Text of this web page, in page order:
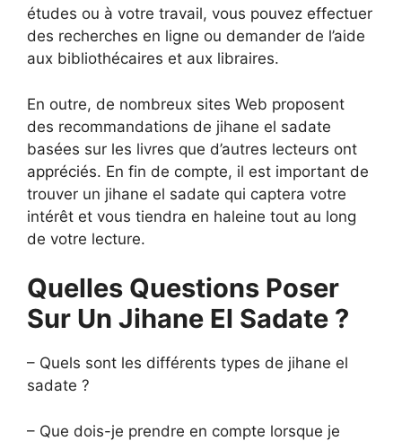
études ou à votre travail, vous pouvez effectuer
des recherches en ligne ou demander de l’aide
aux bibliothécaires et aux libraires.
En outre, de nombreux sites Web proposent
des recommandations de jihane el sadate
basées sur les livres que d’autres lecteurs ont
appréciés. En fin de compte, il est important de
trouver un jihane el sadate qui captera votre
intérêt et vous tiendra en haleine tout au long
de votre lecture.
Quelles Questions Poser
Sur Un Jihane El Sadate ?
– Quels sont les différents types de jihane el
sadate ?
– Que dois-je prendre en compte lorsque je